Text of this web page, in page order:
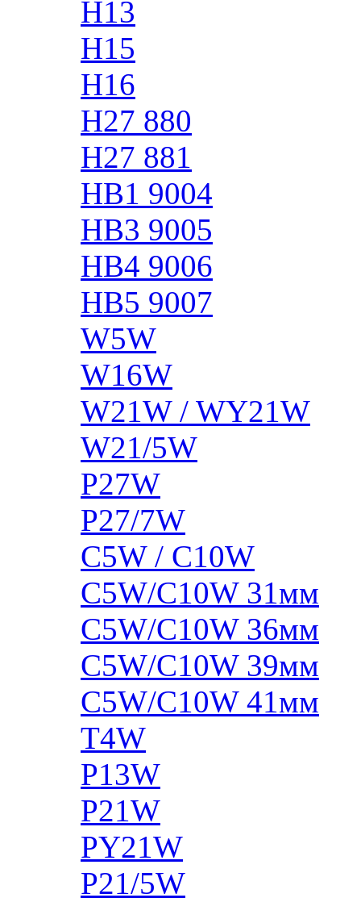
H13
H15
H16
H27 880
H27 881
HB1 9004
HB3 9005
HB4 9006
HB5 9007
W5W
W16W
W21W / WY21W
W21/5W
P27W
P27/7W
C5W / C10W
C5W/C10W 31мм
C5W/C10W 36мм
C5W/C10W 39мм
C5W/C10W 41мм
T4W
P13W
P21W
PY21W
P21/5W